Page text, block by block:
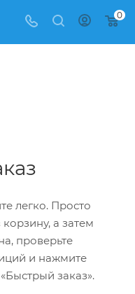
0
легко. Просто
а затем
проверьте
и нажмите
заказ».